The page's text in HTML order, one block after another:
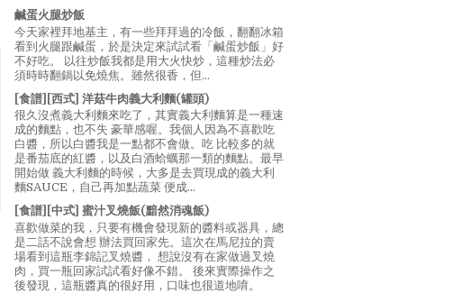
鹹蛋火腿炒飯
今天家裡拜地基主，有一些拜拜過的冷飯，翻翻冰箱
看到火腿跟鹹蛋，於是決定來試試看「鹹蛋炒飯」好
不好吃。 以往炒飯我都是用大火快炒，這種炒法必
須時時翻鍋以免燒焦。雖然很香，但...
[食譜][西式] 洋菇牛肉義大利麵(罐頭)
很久沒煮義大利麵來吃了，其實義大利麵算是一種速
成的麵點，也不失 豪華感喔。我個人因為不喜歡吃
白醬，所以白醬我是一點都不會做。吃 比較多的就
是番茄底的紅醬，以及白酒蛤蠣那一類的麵點。最早
開始做 義大利麵的時候，大多是去買現成的義大利
麵SAUCE，自己再加點蔬菜 便成...
[食譜][中式] 蜜汁叉燒飯(黯然消魂飯)
喜歡做菜的我，只要有機會發現新的醬料或器具，總
是二話不說會想 辦法買回家先。這次在馬尼拉的賣
場看到這瓶李錦記叉燒醬， 想說沒有在家做過叉燒
肉，買一瓶回家試試看好像不錯。 後來實際操作之
後發現，這瓶醬真的很好用，口味也很道地唷。